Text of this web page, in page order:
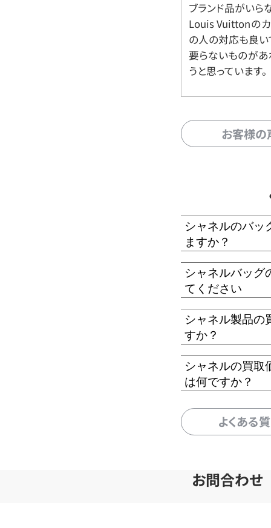
ブランド品がいら
Louis Vuittonの
の人の対応も良い
要らないものがあ
うと思っています。
お客様
シャネルのバッ
ますか？
シャネルバッグ
てください
シャネル製品の
すか？
シャネルの買取
は何ですか？
よくある
お問合わせ